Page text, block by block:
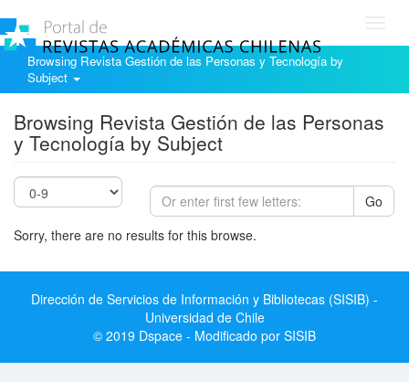
Browsing Revista Gestión de las Personas y Tecnología by
Subject
Browsing Revista Gestión de las Personas
y Tecnología by Subject
Go
Sorry, there are no results for this browse.
Dirección de Servicios de Información y Bibliotecas (SISIB) -
Universidad de Chile
© 2019 Dspace - Modificado por SISIB